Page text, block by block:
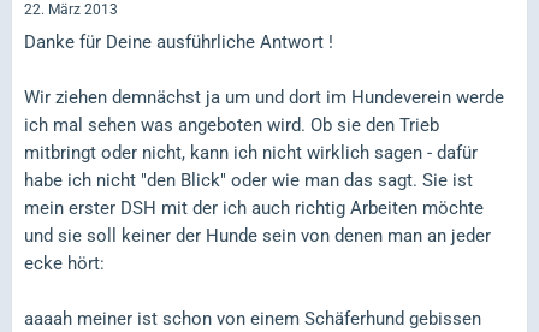
22. März 2013
Danke für Deine ausführliche Antwort !
Wir ziehen demnächst ja um und dort im Hundeverein werde
ich mal sehen was angeboten wird. Ob sie den Trieb
mitbringt oder nicht, kann ich nicht wirklich sagen - dafür
habe ich nicht "den Blick" oder wie man das sagt. Sie ist
mein erster DSH mit der ich auch richtig Arbeiten möchte
und sie soll keiner der Hunde sein von denen man an jeder
ecke hört:
aaaah meiner ist schon von einem Schäferhund gebissen